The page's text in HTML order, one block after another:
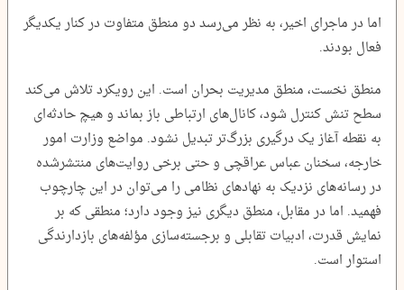
اما در ماجرای اخیر، به نظر می‌رسد دو منطق متفاوت در کنار یکدیگر
فعال بودند.
منطق نخست، منطق مدیریت بحران است. این رویکرد تلاش می‌کند
سطح تنش کنترل شود، کانال‌های ارتباطی باز بماند و هیچ حادثه‌ای
به نقطه آغاز یک درگیری بزرگ‌تر تبدیل نشود. مواضع وزارت امور
خارجه، سخنان عباس عراقچی و حتی برخی روایت‌های منتشرشده
در رسانه‌های نزدیک به نهادهای نظامی را می‌توان در این چارچوب
فهمید. اما در مقابل، منطق دیگری نیز وجود دارد؛ منطقی که بر
نمایش قدرت، ادبیات تقابلی و برجسته‌سازی مؤلفه‌های بازدارندگی
استوار است.